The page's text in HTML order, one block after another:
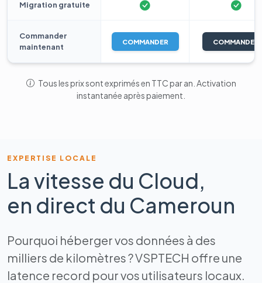
Migration gratuite
Commander
maintenant
COMMANDER COMMANDER
Tous les prix sont exprimés en TTC par an. Activation
instantanée après paiement.
EXPERTISE LOCALE
La vitesse du Cloud,
en direct du Cameroun
Pourquoi héberger vos données à des
milliers de kilomètres ? VSPTECH offre une
latence record pour vos utilisateurs locaux.